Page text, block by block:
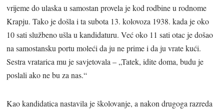
vrijeme do ulaska u samostan provela je kod rodbine u rodnome
Krapju. Tako je došla i ta subota 13. kolovoza 1938. kada je oko
10 sati službeno ušla u kandidaturu. Već oko 11 sati otac je došao
na samostansku portu moleći da ju ne prime i da ju vrate kući.
Sestra vratarica mu je savjetovala – „Tatek, idite doma, budu je
poslali ako ne bu za nas.“
Kao kandidatica nastavila je školovanje, a nakon drugoga razreda